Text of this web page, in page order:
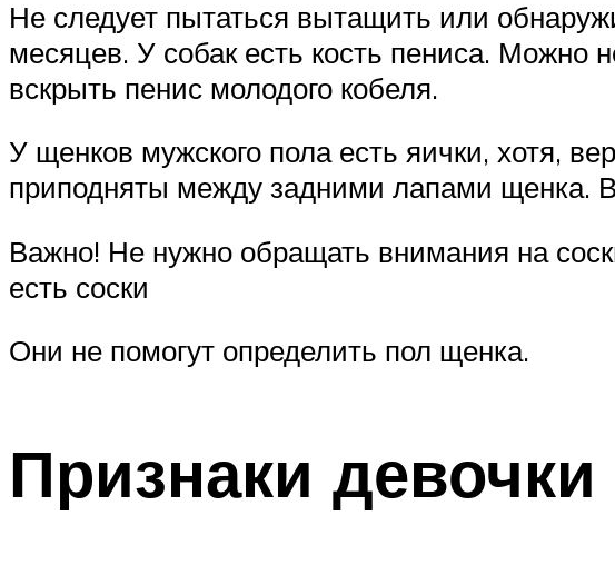
Не следует пытаться вытащить или
месяцев. У собак есть кость пениса. Можно
вскрыть пенис молодого кобеля.
У щенков мужского пола есть яички, хотя,
приподняты между задними лапами щенка.
Важно! Не нужно обращать внимания на
есть соски
Они не помогут определить пол щенка.
Признаки девочки